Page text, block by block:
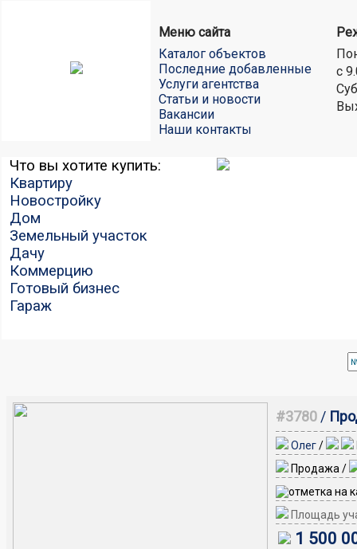
Меню сайта
Каталог объектов
Последние добавленные
Услуги агентства
Статьи и новости
Вакансии
Наши контакты
с
Что вы хотите купить:
Квартиру
Новостройку
Дом
Земельный участок
Дачу
Коммерцию
Готовый бизнес
Гараж
#3780 /
Олег/
Продажа /
Площадь
1 500